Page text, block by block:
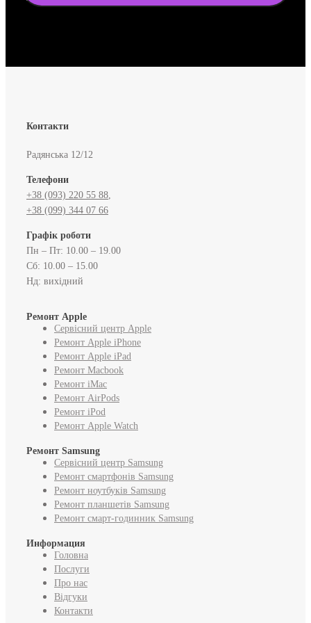
Контакти
Радянська 12/12
Телефони
+38 (093) 220 55 88,
+38 (099) 344 07 66
Графік роботи
Пн – Пт: 10.00 – 19.00
Сб: 10.00 – 15.00
Нд: вихідний
Ремонт Apple
Сервісний центр Apple
Ремонт Apple iPhone
Ремонт Apple iPad
Ремонт Macbook
Ремонт iMac
Ремонт AirPods
Ремонт iPod
Ремонт Apple Watch
Ремонт Samsung
Сервісний центр Samsung
Ремонт смартфонів Samsung
Ремонт ноутбуків Samsung
Ремонт планшетів Samsung
Ремонт смарт-годинник Samsung
Информация
Головна
Послуги
Про нас
Відгуки
Контакти